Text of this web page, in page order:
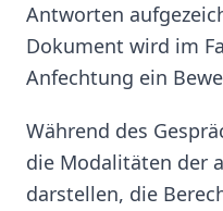
Antworten
Dokument wird im
Anfechtung ein
Während des
die Modalitäten der
darstellen, die